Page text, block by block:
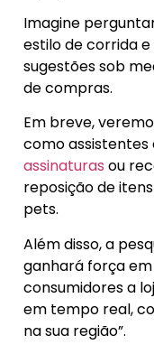
Imagine
estilo de corrida
sugestões sob
de compras.
Em breve,
como assistentes
assinaturas ou
reposição de
pets.
Além disso, a
ganhará força
consumidores a
em tempo real,
na sua região”.